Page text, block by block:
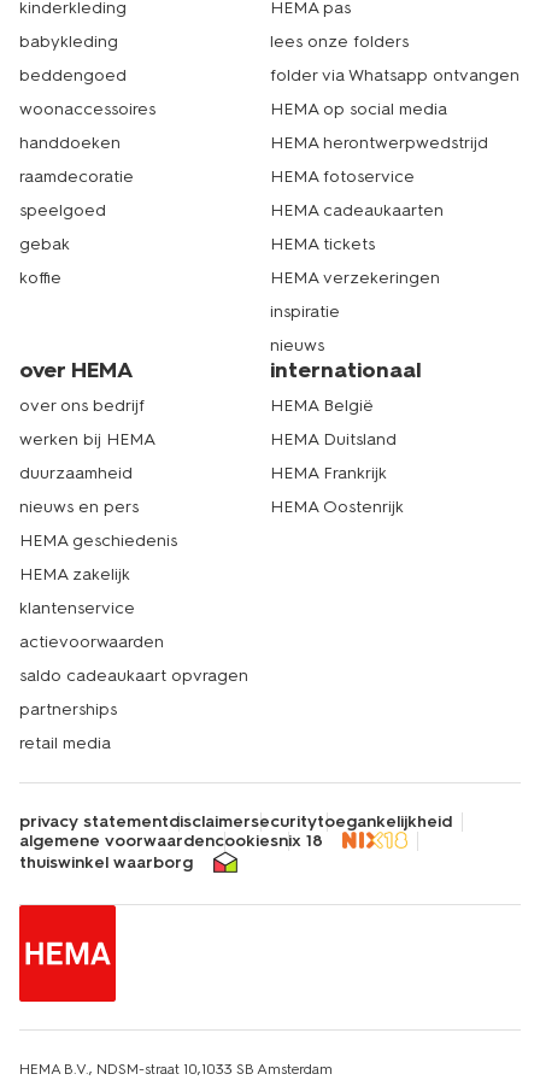
kinderkleding
babykleding
beddengoed
woonaccessoires
handdoeken
raamdecoratie
speelgoed
gebak
koffie
HEMA pas
lees onze folders
folder via Whatsapp ontvangen
HEMA op social media
HEMA herontwerpwedstrijd
HEMA fotoservice
HEMA cadeaukaarten
HEMA tickets
HEMA verzekeringen
inspiratie
nieuws
over HEMA
over ons bedrijf
werken bij HEMA
duurzaamheid
nieuws en pers
HEMA geschiedenis
HEMA zakelijk
klantenservice
actievoorwaarden
saldo cadeaukaart opvragen
partnerships
retail media
internationaal
HEMA België
HEMA Duitsland
HEMA Frankrijk
HEMA Oostenrijk
privacy statementdisclaimersecuritytoegankelijkheid
algemene voorwaardencookiesnix 18
thuiswinkel waarborg
HEMA B.V., NDSM-straat 10,1033 SB Amsterdam